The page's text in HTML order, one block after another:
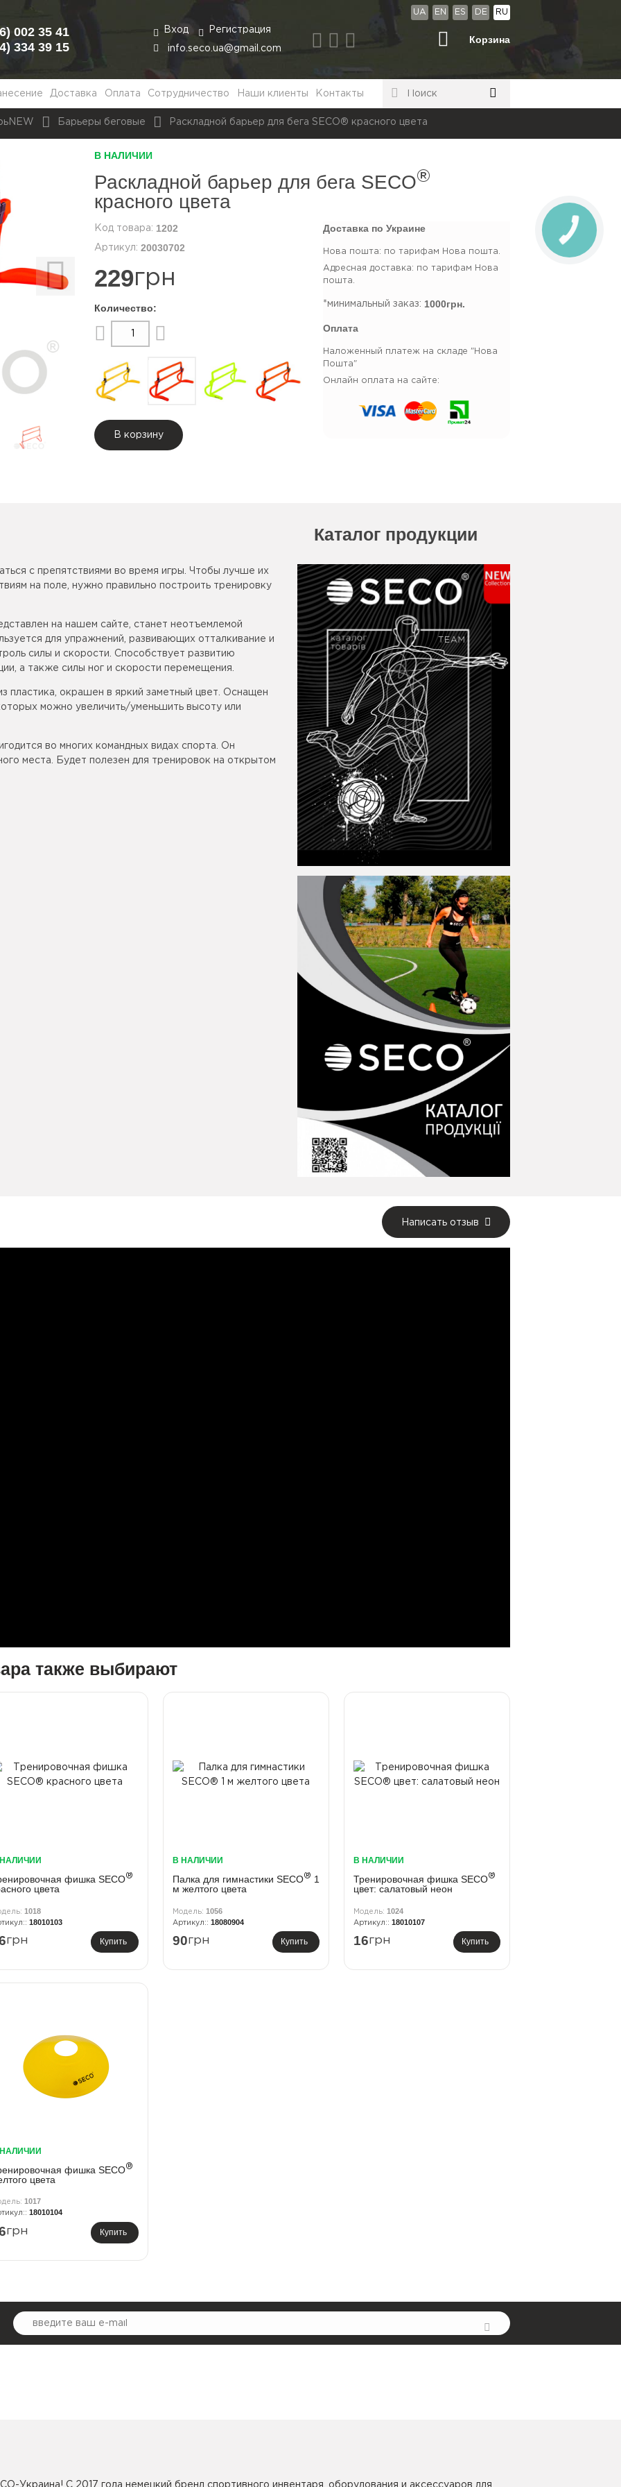
002 35 41
334 39 15
Заказать
обратный звонок
Вход Регистрация
info.seco.ua@gmail.com
UA EN ES DE RU
Корзина
Доставка Оплата Сотрудничество Наши клиенты Контакты
Барьеры беговые Раскладной барьер для бега SECO® красного цвета
В НАЛИЧИИ
Раскладной барьер для бега SECO®
красного цвета
1202
20030702
229грн
В корзину
Доставка по Украине
Нова пошта: по тарифам Нова пошта.
Адресная доставка: по тарифам Нова
пошта.
*минимальный заказ: 1000грн.
Оплата
Наложенный платеж на складе "Нова
Пошта"
Онлайн оплата на сайте:
с препятствиями во время игры. Чтобы лучше их
на поле, нужно правильно построить тренировку
на нашем сайте, станет неотъемлемой
для упражнений, развивающих отталкивание и
силы и скорости. Способствует развитию
а также силы ног и скорости перемещения.
пластика, окрашен в яркий заметный цвет. Оснащен
можно увеличить/уменьшить высоту или
во многих командных видах спорта. Он
места. Будет полезен для тренировок на открытом
Каталог продукции
Написать отзыв
также выбирают
фишка SECO®
цвета
1018
18010103
грн Купить
В НАЛИЧИИ
Палка для гимнастики SECO® 1
м желтого цвета
1056
18080904
90грн Купить
В НАЛИЧИИ
Тренировочная фишка SECO®
цвет: салатовый неон
1024
18010107
16грн Купить
фишка SECO®
цвета
1017
18010104
грн Купить
Украина! С 2017 года немецкий бренд спортивного инвентаря, оборудования и аксессуаров для